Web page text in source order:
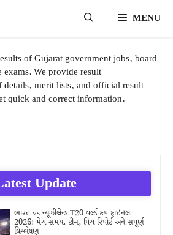
MENU
of Gujarat government jobs, board
We provide result
details, merit lists, and official result
quick and correct information.
Update
ભારત vs ન્યૂઝીલેન્ડ T20 વર્લ્ડ કપ ફાઇનલ
2026: મેચ સમય, ટીમ, પિચ રિપોર્ટ અને સંપૂર્ણ
વિશ્લેષણ